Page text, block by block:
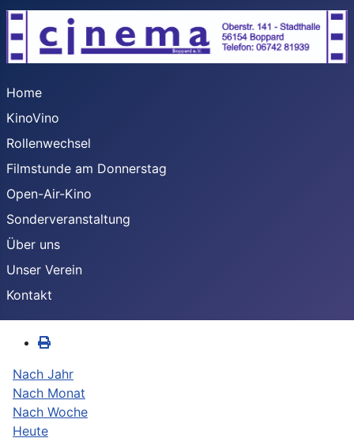
Home
KinoVino
Rollenwechsel
Filmstunde am Donnerstag
Open-Air-Kino
Sonderveranstaltung
Über uns
Unser Verein
Kontakt
Nach Jahr
Nach Monat
Nach Woche
Heute